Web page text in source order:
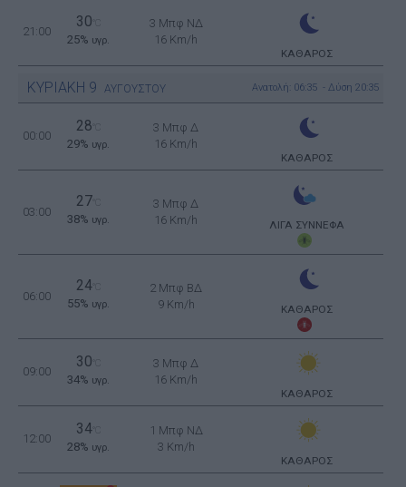
21:00
30
25% υγρ.
3 Μπφ ΝΔ
16 Km/h
ΚΑΘΑΡΟΣ
ΚΥΡΙΑΚΗ 9 ΑΥΓΟΥΣΤΟΥ Ανατολή: 06:35 - Δύση 20:35
00:00
28
29% υγρ.
3 Μπφ Δ
16 Km/h
ΚΑΘΑΡΟΣ
03:00
27
38% υγρ.
3 Μπφ Δ
16 Km/h
ΛΙΓΑ ΣΥΝΝΕΦΑ
06:00
24°C
55% υγρ.
2 Μπφ ΒΔ
9 Km/h
ΚΑΘΑΡΟΣ
09:00
30
34% υγρ.
3 Μπφ Δ
16 Km/h
ΚΑΘΑΡΟΣ
12:00
34°C
28% υγρ.
1 Μπφ ΝΔ
3 Km/h
ΚΑΘΑΡΟΣ